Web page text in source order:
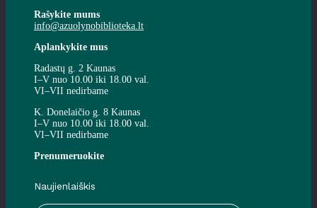
Rašykite mums
info@azuolynobiblioteka.lt
Aplankykite mus
Radastų g. 2 Kaunas
I–V nuo 10.00 iki 18.00 val.
VI–VII nedirbame
K. Donelaičio g. 8 Kaunas
I–V nuo 10.00 iki 18.00 val.
VI–VII nedirbame
Prenumeruokite
Naujienlaiškis